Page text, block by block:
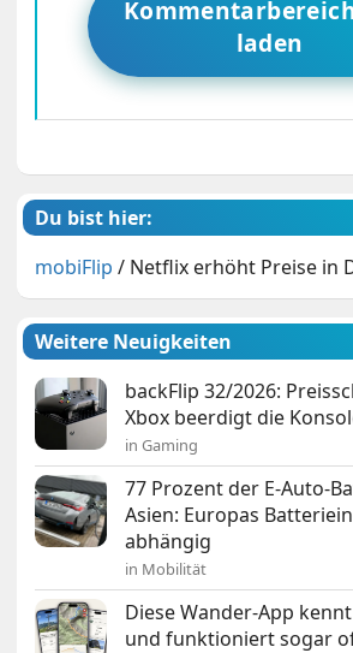
laden
Du bist hier:
mobiFlip / Netflix erhöht Preise in
Weitere Neuigkeiten
backFlip 32/2026:
Xbox beerdigt die
in Gaming
77 Prozent der E-Auto-
Asien: Europas
abhängig
in Mobilität
Diese Wander-App
und funktioniert sogar